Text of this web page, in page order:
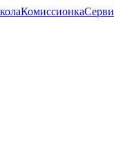
Комиссионка